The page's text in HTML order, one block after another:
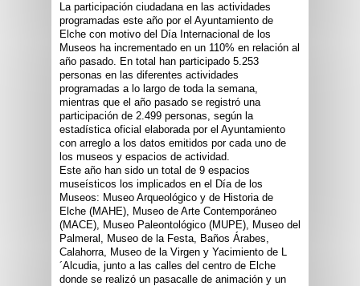
La participación ciudadana en las actividades
programadas este año por el Ayuntamiento de
Elche con motivo del Día Internacional de los
Museos ha incrementado en un 110% en relación al
año pasado. En total han participado 5.253
personas en las diferentes actividades
programadas a lo largo de toda la semana,
mientras que el año pasado se registró una
participación de 2.499 personas, según la
estadística oficial elaborada por el Ayuntamiento
con arreglo a los datos emitidos por cada uno de
los museos y espacios de actividad.
Este año han sido un total de 9 espacios
museísticos los implicados en el Día de los
Museos: Museo Arqueológico y de Historia de
Elche (MAHE), Museo de Arte Contemporáneo
(MACE), Museo Paleontológico (MUPE), Museo del
Palmeral, Museo de la Festa, Baños Árabes,
Calahorra, Museo de la Virgen y Yacimiento de L
´Alcudia, junto a las calles del centro de Elche
donde se realizó un pasacalle de animación y un